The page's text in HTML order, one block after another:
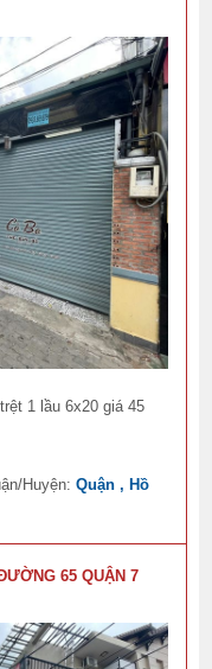
1 lầu 6x20 giá 45
Huyện:Quận , Hồ
65 QUẬN 7